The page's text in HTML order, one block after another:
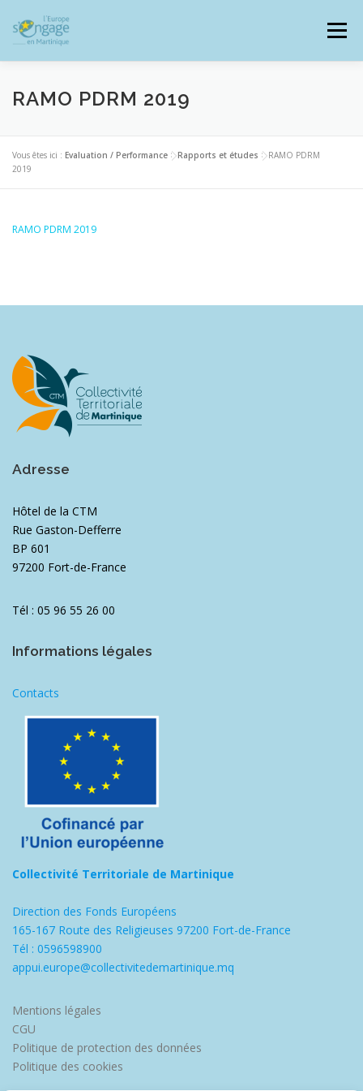
contenu
Menu
PROGRAMMES J’AI UN PROJET
RAMO PDRM 2019
Vous êtes ici : Evaluation / Performance >Rapports et études >RAMO PDRM
2019
RAMO PDRM 2019
Adresse
Hôtel de la CTM
Rue Gaston-Defferre
BP 601
97200 Fort-de-France
Tél : 05 96 55 26 00
Informations légales
Contacts
Collectivité Territoriale de Martinique
Direction des Fonds Européens
165-167 Route des Religieuses 97200 Fort-de-France
Tél : 0596598900
appui.europe@collectivitedemartinique.mq
Mentions légales
CGU
Politique de protection des données
Politique des cookies